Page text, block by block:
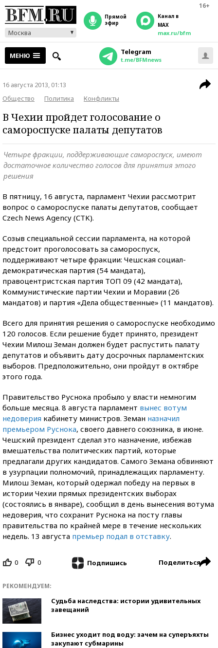
16+
Москва
прямой
эфир
Канал в
MAX
max.ru/bfm
МЕНЮ Telegram
t.me/BFMnews
16 августа 2013, 01:13
Общество
Политика Конфликты
В Чехии пройдет голосование о
самороспуске палаты депутатов
Четыре фракции, поддерживающие самороспуск, имеют
достаточное количество голосов для принятия этого
решения
В пятницу, 16 августа, парламент Чехии рассмотрит
вопрос о самороспуске палаты депутатов, сообщает
Czech News Agency (CTK).
Созыв специальной сессии парламента, на которой
предстоит проголосовать за самороспуск,
поддерживают четыре фракции: Чешская социал-
демократическая партия (54 мандата),
правоцентристская партия ТОП 09 (42 мандата),
Коммунистические партии Чехии и Моравии (26
мандатов) и партия «Дела общественные» (11 мандатов).
Всего для принятия решения о самороспуске необходимо
120 голосов. Если решение будет принято, президент
Чехии Милош Земан должен будет распустить палату
депутатов и объявить дату досрочных парламентских
выборов. Предположительно, они пройдут в октябре
этого года.
Правительство Руснока пробыло у власти немногим
больше месяца. 8 августа парламент вынес вотум
недоверия кабинету министров. Земан назначил
премьером Руснока, своего давнего союзника, в июне.
Чешский президент сделал это назначение, избежав
вмешательства политических партий, которые
предлагали других кандидатов. Самого Земана обвиняют
в узурпации полномочий, принадлежащих парламенту.
Милош Земан, который одержал победу на первых в
истории Чехии прямых президентских выборах
(состоялись в январе), сообщил в день вынесения вотума
недоверия, что сохранит Руснока на посту главы
правительства по крайней мере в течение нескольких
недель. 13 августа премьер подал в отставку.
0 0 Подпишись Поделиться
РЕКОМЕНДУЕМ:
Судьба наследства: истории удивительных
завещаний
Бизнес уходит под воду: зачем на суперъяхты
закупают субмарины